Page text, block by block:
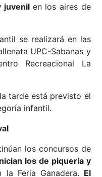
juvenil en los aires de
se realizará en las
UPC-Sabanas y
Recreacional La
tarde está previsto el
infantil.
los concursos de
los de piqueria y
la Feria Ganadera. El